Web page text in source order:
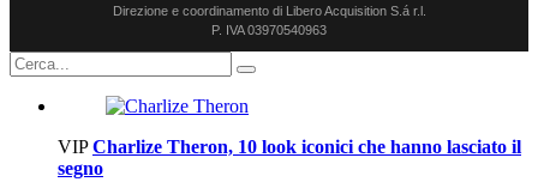
Direzione e coordinamento di Libero Acquisition S.á r.l.
P. IVA 03970540963
VIP Charlize Theron, 10 look iconici che hanno lasciato il
segno